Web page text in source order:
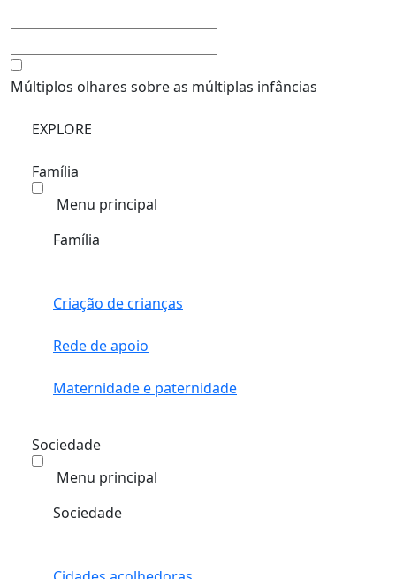
Múltiplos olhares sobre as múltiplas infâncias
EXPLORE
Família
Menu principal
Família
Criação de crianças
Rede de apoio
Maternidade e paternidade
Sociedade
Menu principal
Sociedade